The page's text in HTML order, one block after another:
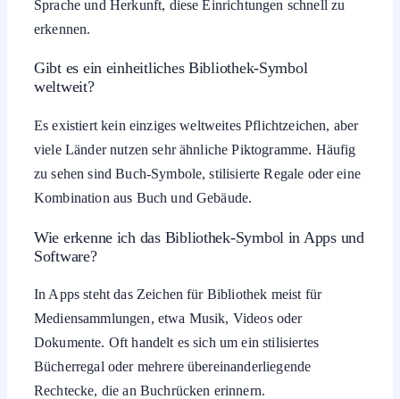
Sprache und Herkunft, diese Einrichtungen schnell zu
erkennen.
Gibt es ein einheitliches Bibliothek-Symbol
weltweit?
Es existiert kein einziges weltweites Pflichtzeichen, aber
viele Länder nutzen sehr ähnliche Piktogramme. Häufig
zu sehen sind Buch-Symbole, stilisierte Regale oder eine
Kombination aus Buch und Gebäude.
Wie erkenne ich das Bibliothek-Symbol in Apps und
Software?
In Apps steht das Zeichen für Bibliothek meist für
Mediensammlungen, etwa Musik, Videos oder
Dokumente. Oft handelt es sich um ein stilisiertes
Bücherregal oder mehrere übereinanderliegende
Rechtecke, die an Buchrücken erinnern.